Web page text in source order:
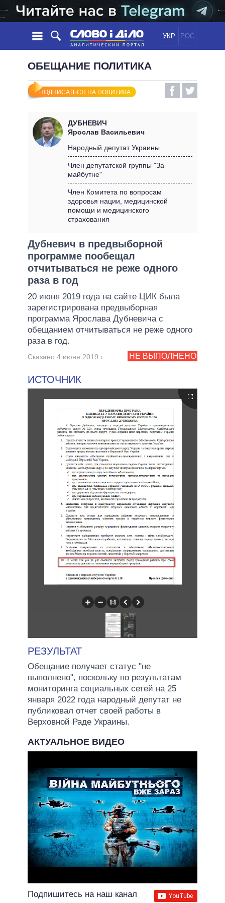
УКР РОС
НОВОСТИ
ЛЕНТА
СОБЫТИЯ
СТАТЬИ
МНЕНИЯ
ОБЗОРЫ
ДАЙДЖЕСТЫ
ПОЛИТИКА
ЭКОНОМИКА
МИР
ОБЕЩАНИЯ
ВСЕ ПОЛИТИКИ
ПРЕЗИДЕНТ И ОФИС
КАБИНЕТ МИНИСТРОВ
ГЛАВЫ ОБЛАДМИНИСТРАЦИЙ
ВСЕ ПЕРСОНЫ
ИНФОГРАФИКА
ВИДЕО
ПОДДЕРЖАТЬ
СРАВНЕНИЕ ПОЛИТИКОВ
ОБЕЩАНИЕ ПОЛИТИКА
ПОДПИСАТЬСЯ НА ПОЛИТИКА
ДУБНЕВИЧ
Ярослав Васильевич
Народный депутат Украины
Член депутатской группы "За
майбутне"
Член Комитета по вопросам
здоровья нации, медицинской
помощи и медицинского
страхования
Дубневич в предвыборной
программе пообещал
отчитываться не реже одного
раза в год
20 июня 2019 года на сайте ЦИК была
зарегистрирована предвыборная
программа Ярослава Дубневича с
обещанием отчитываться не реже одного
раза в год.
НЕ ВЫПОЛНЕНО
Сказано 4 июня 2019 г.
ИСТОЧНИК
РЕЗУЛЬТАТ
Обещание получает статус "не
выполнено", поскольку по результатам
мониторинга социальных сетей на 25
января 2022 года народный депутат не
публиковал отчет своей работы в
Верховной Раде Украины.
АКТУАЛЬНОЕ ВИДЕО
Подпишитесь на наш канал